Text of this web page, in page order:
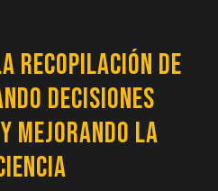
recopilación de
decisiones
mejorando la